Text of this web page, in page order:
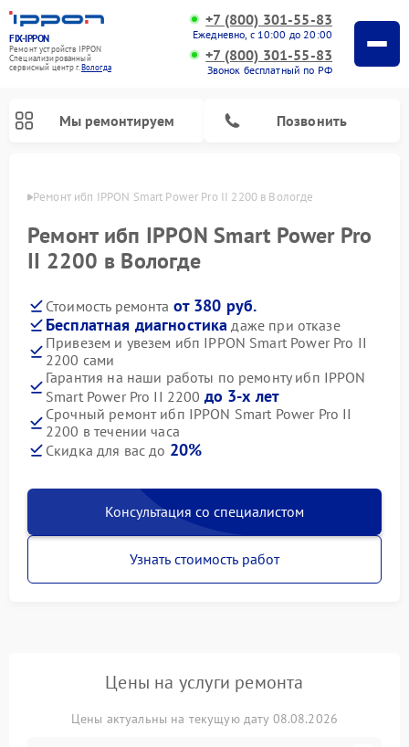
FIX-IPPON
Ремонт устройств IPPON
Специализированный
cервисный центр г.Вологда
+7 (800) 301-55-83
Ежедневно, с 10:00 до 20:00
+7 (800) 301-55-83
Звонок бесплатный по РФ
Мы ремонтируем Позвонить
Ремонт ибп IPPON Smart Power Pro II 2200 в Вологде
Ремонт ибп IPPON Smart Power Pro
II 2200 в Вологде
Стоимость ремонта от 380 руб.
Бесплатная диагностика даже при отказе
Привезем и увезем ибп IPPON Smart Power Pro II
2200 сами
Гарантия на наши работы по ремонту ибп IPPON
Smart Power Pro II 2200 до 3-х лет
Срочный ремонт ибп IPPON Smart Power Pro II
2200 в течении часа
Скидка для вас до 20%
Консультация со специалистом
Узнать стоимость работ
Цены на услуги ремонта
Цены актуальны на текущую дату 08.08.2026